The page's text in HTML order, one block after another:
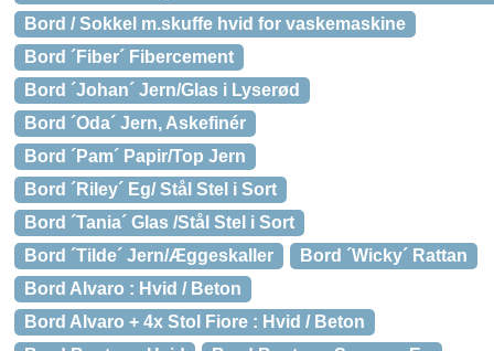
Bord / Sokkel m.skuffe hvid for vaskemaskine
Bord ´Fiber´ Fibercement
Bord ´Johan´ Jern/Glas i Lyserød
Bord ´Oda´ Jern, Askefinér
Bord ´Pam´ Papir/Top Jern
Bord ´Riley´ Eg/ Stål Stel i Sort
Bord ´Tania´ Glas /Stål Stel i Sort
Bord ´Tilde´ Jern/Æggeskaller
Bord ´Wicky´ Rattan
Bord Alvaro : Hvid / Beton
Bord Alvaro + 4x Stol Fiore : Hvid / Beton